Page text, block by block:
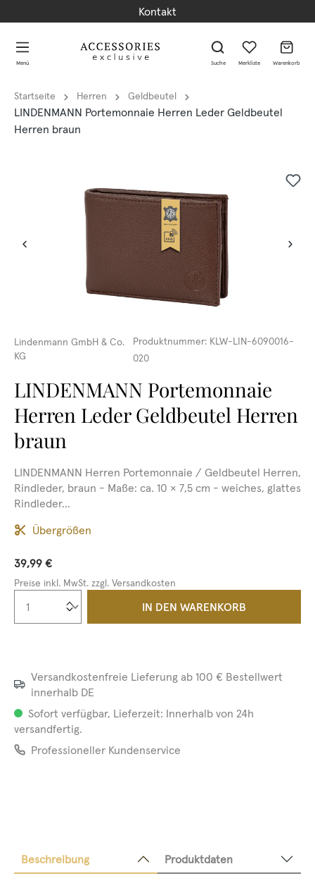
Kontakt
Menü Suche Merkliste Warenkorb
Startseite Herren Geldbeutel
LINDENMANN Portemonnaie Herren Leder Geldbeutel
Herren braun
Lindenmann GmbH & Co.
KG
Produktnummer: KLW-LIN-6090016-
020
LINDENMANN Portemonnaie
Herren Leder Geldbeutel Herren
braun
LINDENMANN Herren Portemonnaie / Geldbeutel Herren,
Rindleder, braun - Maße: ca. 10 × 7,5 cm - weiches, glattes
Rindleder...
Übergrößen
39,99 €
Preise inkl. MwSt. zzgl. Versandkosten
Produkt Anzahl: Gib den
IN DEN WARENKORB
Versandkostenfreie Lieferung ab 100 € Bestellwert
innerhalb DE
Sofort verfügbar, Lieferzeit: Innerhalb von 24h
versandfertig.
Professioneller Kundenservice
Beschreibung Produktdaten